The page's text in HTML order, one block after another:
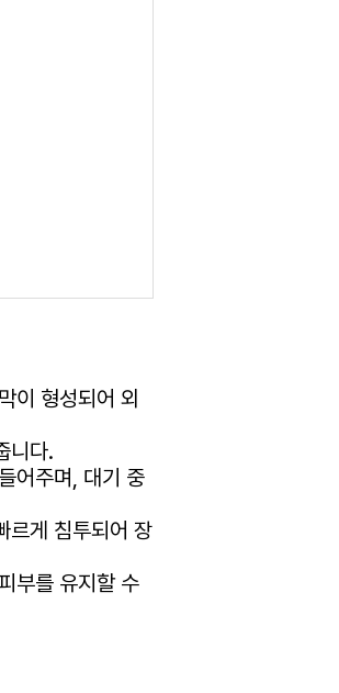
형성되어 외
니다.
어주며, 대기 중
르게 침투되어 장
부를 유지할 수